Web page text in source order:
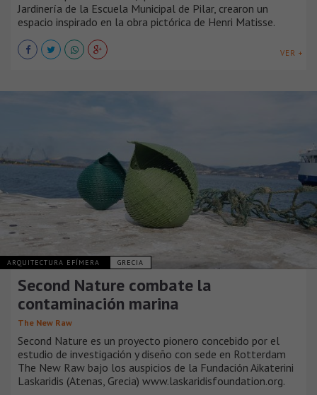
Jardinería de la Escuela Municipal de Pilar, crearon un
espacio inspirado en la obra pictórica de Henri Matisse.
VER +
ARQUITECTURA EFÍMERA GRECIA
Second Nature combate la
contaminación marina
The New Raw
Second Nature es un proyecto pionero concebido por el
estudio de investigación y diseño con sede en Rotterdam
The New Raw bajo los auspicios de la Fundación Aikaterini
Laskaridis (Atenas, Grecia) www.laskaridisfoundation.org.